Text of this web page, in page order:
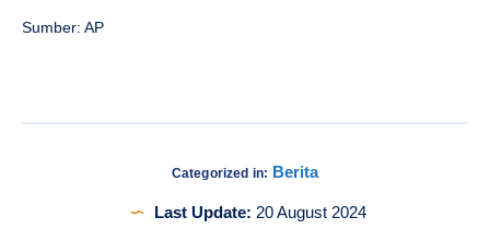
Sumber: AP
Categorized in: Berita
Last Update: 20 August 2024